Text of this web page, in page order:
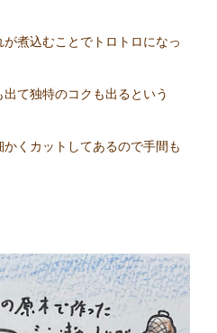
煮込むことでトロトロになっ
出て独特のコクも出るという
くカットしてあるので手間も